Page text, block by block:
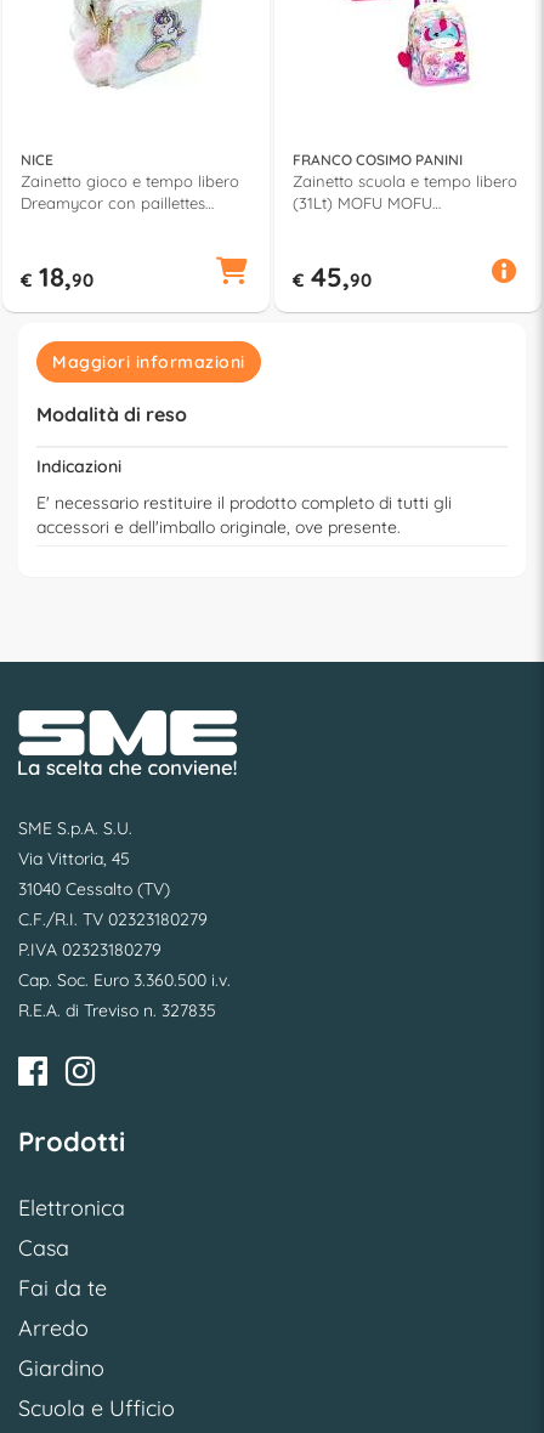
NICE
Zainetto gioco e tempo libero
Dreamycor con paillettes
€ 18,90
FRANCO COSIMO PANINI
Zainetto scuola e tempo libero
(31Lt) MOFU MOFU
€ 45,90
Maggiori informazioni
Modalità di reso
Indicazioni
E' necessario restituire il prodotto completo di tutti gli
accessori e dell'imballo originale, ove presente.
SME S.p.A. S.U.
Via Vittoria, 45
31040 Cessalto (TV)
C.F./R.I. TV 02323180279
P.IVA 02323180279
Cap. Soc. Euro 3.360.500 i.v.
R.E.A. di Treviso n. 327835
Prodotti
Elettronica
Casa
Fai da te
Arredo
Giardino
Scuola e Ufficio